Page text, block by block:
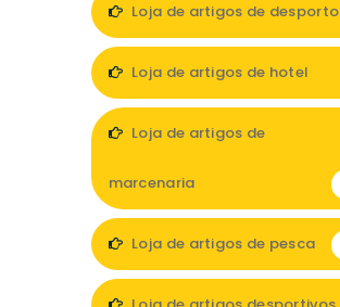
Loja de artigos de desporto
Loja de artigos de hotel
Loja de artigos de
marcenaria
Loja de artigos de pesca